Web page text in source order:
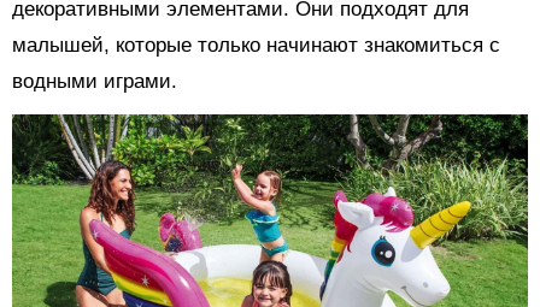
декоративными элементами. Они подходят для
малышей, которые только начинают знакомиться с
водными играми.